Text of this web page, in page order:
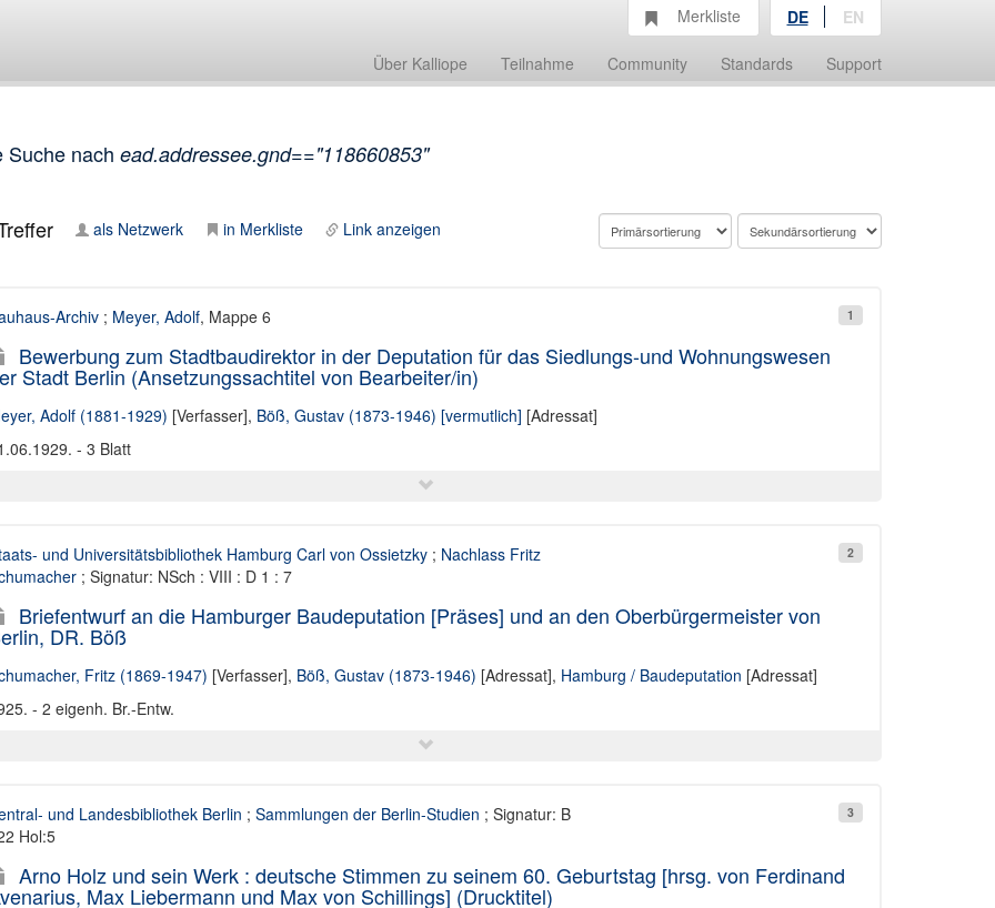
Über Kalliope Teilnahme Community Standards Support
Merkliste DE EN
Suche nach ead.addressee.gnd=="118660853"
als Netzwerk in Merkliste Link anzeigen
1
Archiv; Meyer, Adolf, Mappe 6
Bewerbung zum Stadtbaudirektor in der Deputation für das Siedlungs-und Wohnungswesen
Stadt Berlin (Ansetzungssachtitel von Bearbeiter/in)
Adolf (1881-1929) [Verfasser], Böß, Gustav (1873-1946) [vermutlich] [Adressat]
- 3 Blatt
2
und Universitätsbibliothek Hamburg Carl von Ossietzky; Nachlass Fritz
; Signatur: NSch : VIII : D 1 : 7
Briefentwurf an die Hamburger Baudeputation [Präses] und an den Oberbürgermeister von
DR. Böß
Fritz (1869-1947) [Verfasser], Böß, Gustav (1873-1946) [Adressat], Hamburg / Baudeputation [Adressat]
- 2 eigenh. Br.-Entw.
3
und Landesbibliothek Berlin ; Sammlungen der Berlin-Studien ; Signatur: B
Hol:5
Arno Holz und sein Werk : deutsche Stimmen zu seinem 60. Geburtstag [hrsg. von Ferdinand
Max Liebermann und Max von Schillings] (Drucktitel)